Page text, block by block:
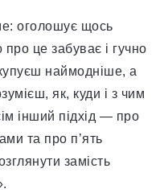
оголошує щось
це забуває і гучно
наймодніше, а
як, куди і з чим
інший підхід — про
та про п’ять
замість